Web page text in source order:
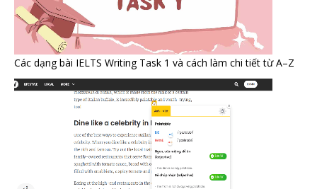
Các dạng bài IELTS Writing Task 1 và cách làm chi tiết từ A–Z